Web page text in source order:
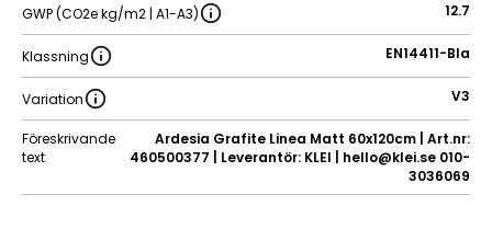
GWP (CO2e kg/m2 | A1-A3) 12.7
Klassning EN14411-BIa
Variation V3
Föreskrivande
text
Ardesia Grafite Linea Matt 60x120cm | Art.nr:
460500377 | Leverantör: KLEI | hello@klei.se 010-
3036069